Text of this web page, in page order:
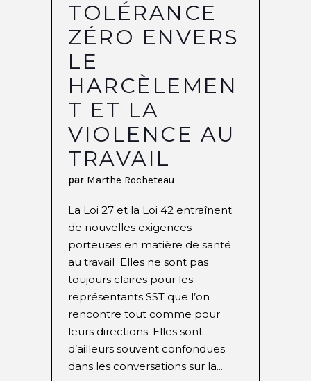
TOLÉRANCE
ZÉRO ENVERS
LE
HARCÈLEMEN
T ET LA
VIOLENCE AU
TRAVAIL
par Marthe Rocheteau
La Loi 27 et la Loi 42 entraînent
de nouvelles exigences
porteuses en matière de santé
au travail Elles ne sont pas
toujours claires pour les
représentants SST que l’on
rencontre tout comme pour
leurs directions. Elles sont
d’ailleurs souvent confondues
dans les conversations sur la...